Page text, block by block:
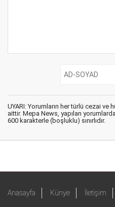
UYARI: Yorumların her türlü cezai
aittir. Mepa News, yapılan
600 karakterle (boşluklu) sınırlıdır.
Anasayfa Künye İletişim